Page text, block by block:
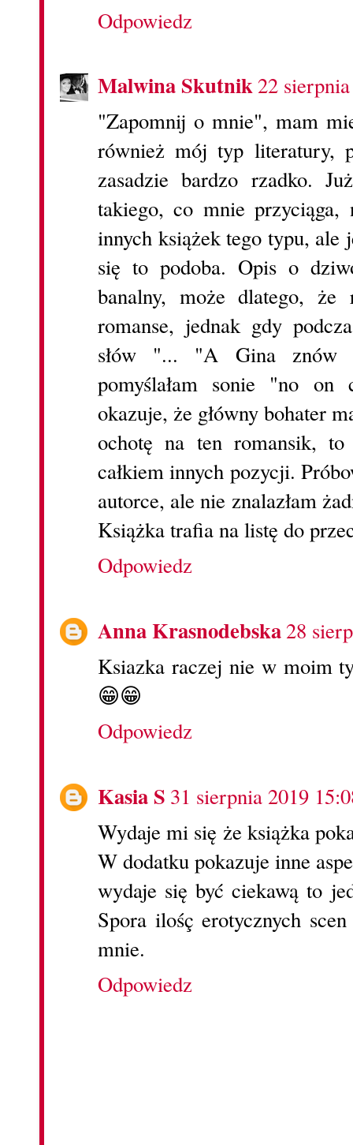
Odpowiedz
Malwina Skutnik22
"Zapomnij o mnie", mam
również mój typ literatury,
zasadzie bardzo rzadko.
takiego, co mnie
innych książek tego typu,
się to podoba. Opis o
banalny, może dlatego, że
romanse, jednak gdy
słów "... "A Gina znów
pomyślałam sonie "no
okazuje, że główny bohater
ochotę na ten romansik,
całkiem innych pozycji.
autorce, ale nie znalazłam
Książka trafia na listę do
Odpowiedz
Anna Krasnodebska28
Ksiazka raczej nie w moim
😁😁
Odpowiedz
Kasia S 31 sierpnia 2019
Wydaje mi się że książka
W dodatku pokazuje inne
wydaje się być ciekawą to
Spora ilośç erotycznych
mnie.
Odpowiedz